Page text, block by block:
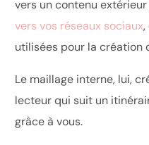
vers un contenu
vers vos réseaux sociaux,
utilisées pour la création
Le maillage interne, lui,
lecteur qui suit un
grâce à vous.